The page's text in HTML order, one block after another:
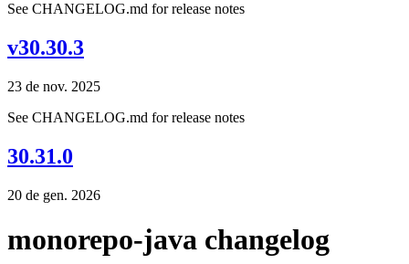
See CHANGELOG.md for release notes
v30.30.3
23 de nov. 2025
See CHANGELOG.md for release notes
30.31.0
20 de gen. 2026
monorepo-java changelog